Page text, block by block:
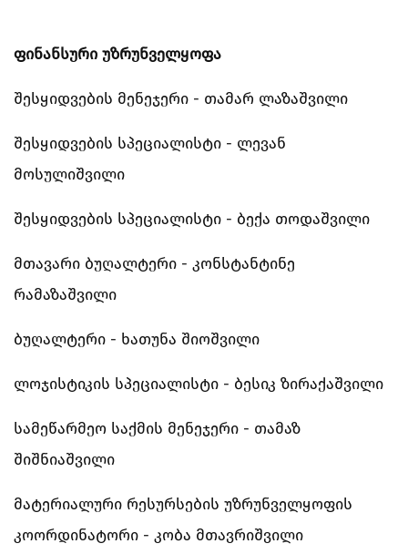
ფინანსური უზრუნველყოფა
შესყიდვების მენეჯერი - თამარ ლაზაშვილი
შესყიდვების სპეციალისტი - ლევან
მოსულიშვილი
შესყიდვების სპეციალისტი - ბექა თოდაშვილი
მთავარი ბუღალტერი - კონსტანტინე
რამაზაშვილი
ბუღალტერი - ხათუნა შიოშვილი
ლოჯისტიკის სპეციალისტი - ბესიკ ზირაქაშვილი
სამეწარმეო საქმის მენეჯერი - თამაზ
შიშნიაშვილი
მატერიალური რესურსების უზრუნველყოფის
კოორდინატორი - კობა მთავრიშვილი